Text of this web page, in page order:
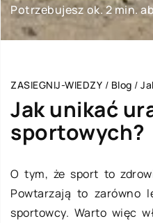
Potrzebujesz ok. 2 min.
ZASIEGNIJ-WIEDZY / Blog /
Jak unikać
sportowych?
O tym, że sport to
Powtarzają to zarówno
sportowcy. Warto więc